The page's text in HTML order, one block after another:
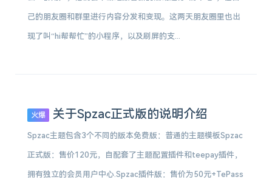
己的朋友圈和群里进行内容分发和变现。这两天朋友圈里也出
现了叫“hi帮帮忙”的小程序，以及刷屏的支...
火爆 关于Spzac正式版的说明介绍
Spzac主题包含3个不同的版本免费版：普通的主题模板Spzac
正式版：售价120元，自配套了主题配置插件和teepay插件，
拥有独立的会员用户中心.Spzac插件版：售价为50元+TePass